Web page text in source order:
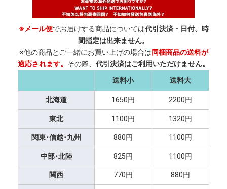
※メール便でお届けする商品については代引決済・日付、時
間指定は出来ません。
※他の商品とご一緒にお買い上げの場合は同梱商品の送料が
適応されます。 その際、 代引決済はご利用いただけません。
送料小
送料大
北海道 1650円 2200円
東北 1100円 1320円
関東･信越･九州 880円 1100円
中部･北陸 825円 1100円
関西 770円 880円